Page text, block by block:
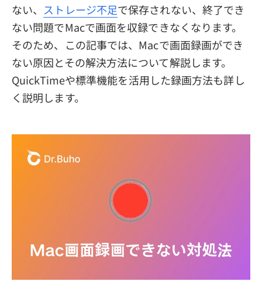
返金について
ない、 ストレージ不足で保存されない、終了でき
ない問題でMacで画面を収録できなくなります。
そのため、この記事では、Macで画面録画ができ
ない原因とその解決方法について解説します。
QuickTimeや標準機能を活用した録画方法も詳し
く説明します。